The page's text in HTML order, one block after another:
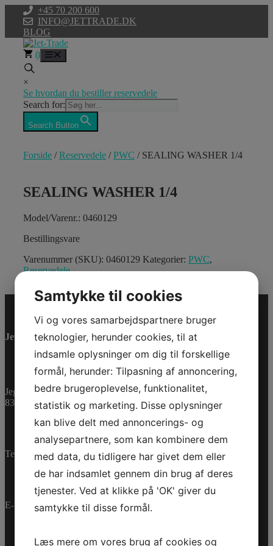
indhold
+45 70 200 600
INFO@JETTRADE.DK
BLOG
0
×
Se hvordan du bestiller reservedele
Search for:
Search Button
Forside /Reservedele /PWC / SEALING WASHER 1/4
SEALING WASHER 1/4
Model/Varenr.: 0460129
Bestillingsvare
Varenummer (SKU): 0460129 Kategorier: PWC,
Reservedele
Jet-Trade Powersport
Jegstrupvej 280
8361 Hasselager
Telefon:+45 70 200 600
E-mail:info@jettrade.dk
Samtykke til cookies
Vi og vores samarbejdspartnere bruger
teknologier, herunder cookies, til at
indsamle oplysninger om dig til forskellige
formål, herunder: Tilpasning af annoncering,
bedre brugeroplevelse, funktionalitet,
statistik og marketing. Disse oplysninger
kan blive delt med annoncerings- og
analysepartnere, som kan kombinere dem
med data, du tidligere har givet dem eller
de har indsamlet gennem din brug af deres
tjenester. Ved at klikke på 'OK' giver du
samtykke til disse formål.
Læs mere om vores brug af cookies og